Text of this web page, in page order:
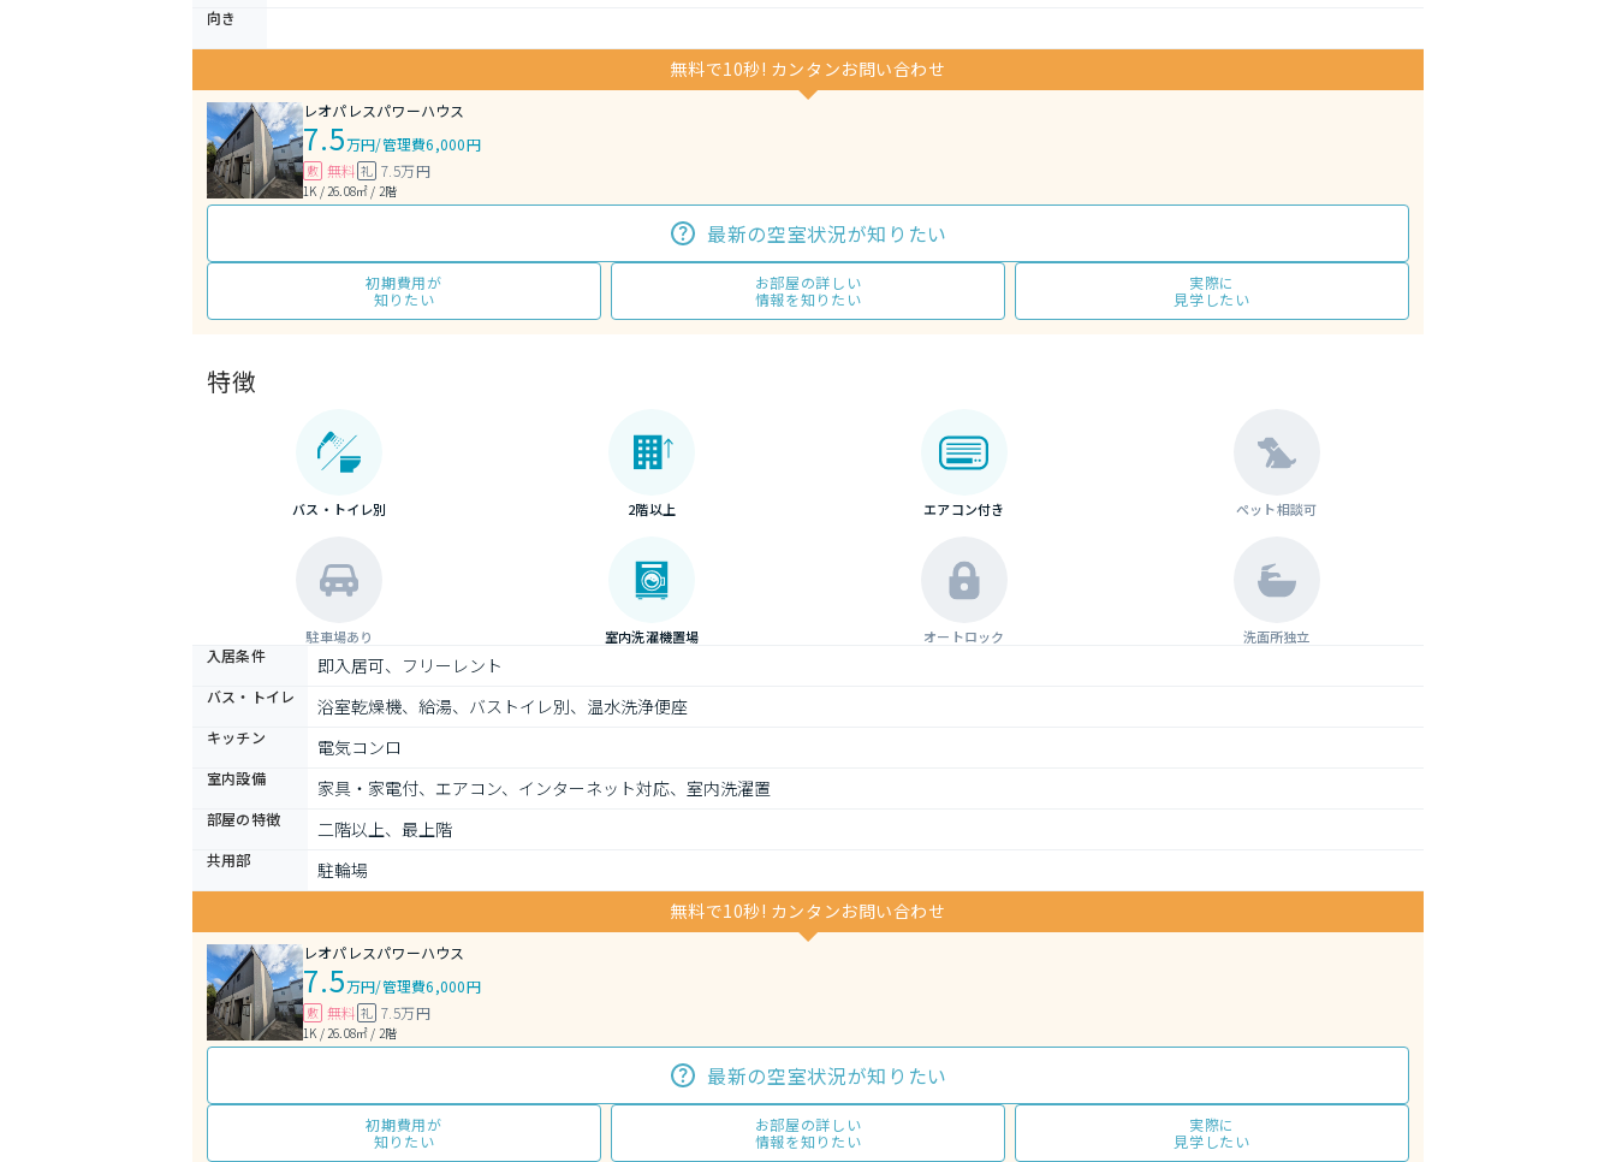
向き
無料で10秒! カンタンお問い合わせ
レオパレスパワーハウス
7.5万円/管理費6,000円
敷 無料 礼 7.5万円
1K / 26.08㎡ / 2階
最新の空室状況が知りたい
初期費用が
知りたい
お部屋の詳しい
情報を知りたい
実際に
見学したい
特徴
バス・トイレ別 2階以上 エアコン付き ペット相談可
駐車場あり 室内洗濯機置場 オートロック 洗面所独立
入居条件 即入居可、フリーレント
バス・トイレ 浴室乾燥機、給湯、バストイレ別、温水洗浄便座
キッチン 電気コンロ
室内設備 家具・家電付、エアコン、インターネット対応、室内洗濯置
部屋の特徴 二階以上、最上階
共用部
駐輪場
無料で10秒! カンタンお問い合わせ
レオパレスパワーハウス
7.5万円/管理費6,000円
敷 無料 礼 7.5万円
1K / 26.08㎡ / 2階
最新の空室状況が知りたい
初期費用が
知りたい
お部屋の詳しい
情報を知りたい
実際に
見学したい